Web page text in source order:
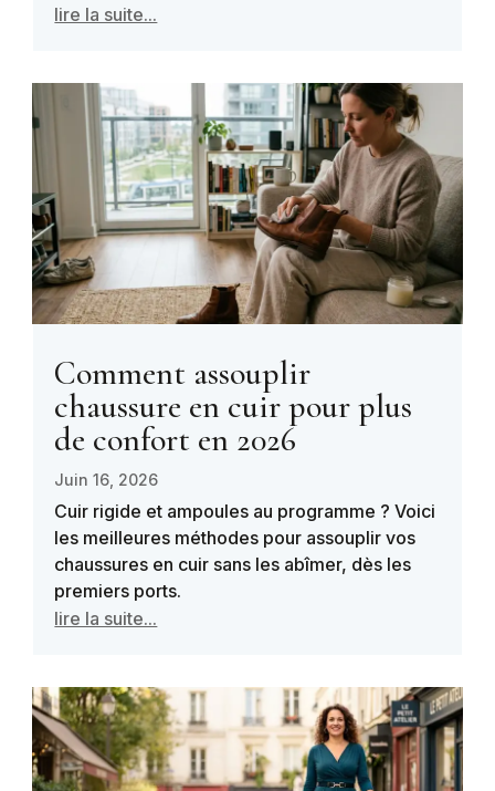
lire la suite...
Comment assouplir
chaussure en cuir pour plus
de confort en 2026
Juin 16, 2026
Cuir rigide et ampoules au programme ? Voici
les meilleures méthodes pour assouplir vos
chaussures en cuir sans les abîmer, dès les
premiers ports.
lire la suite...